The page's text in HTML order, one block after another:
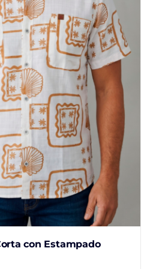
pueden
elegir
la
página
producto
con Estampado